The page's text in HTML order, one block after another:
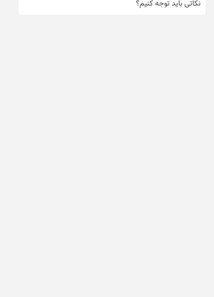
نکاتی باید توجه کنیم؟